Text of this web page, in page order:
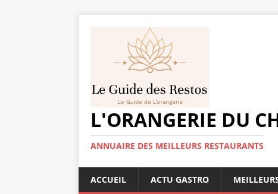
L'ORANGERIE DU
ANNUAIRE DES MEILLEURS RESTAURANTS
ACCUEIL ACTU GASTRO